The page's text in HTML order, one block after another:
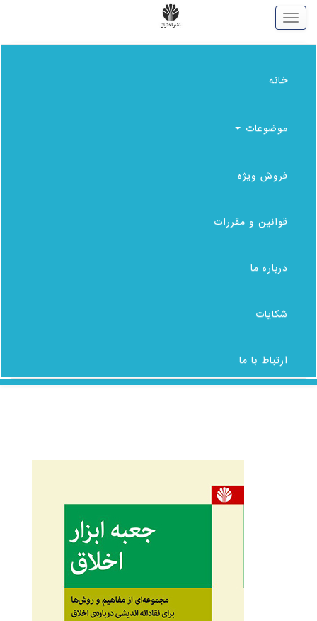
خانه
موضوعات
فروش ویژه
قوانین و مقررات
درباره ما
شکایات
ارتباط با ما
خانه
موضوعات
فروش ویژه
قوانین و مقررات
درباره ما
شکایات
ارتباط با ما